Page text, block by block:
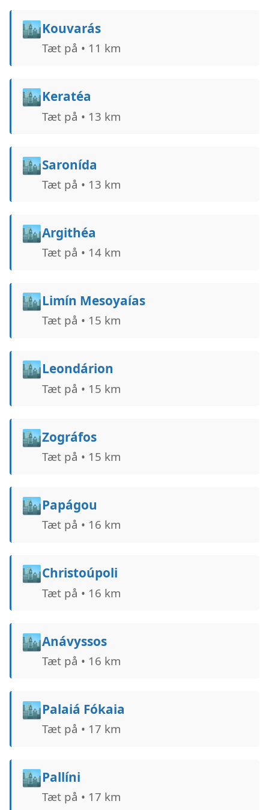
🏙️Kouvarás
Tæt på • 11 km
🏙️Keratéa
Tæt på • 13 km
🏙️Saronída
Tæt på • 13 km
🏙️Argithéa
Tæt på • 14 km
🏙️Limín Mesoyaías
Tæt på • 15 km
🏙️Leondárion
Tæt på • 15 km
🏙️Zográfos
Tæt på • 15 km
🏙️Papágou
Tæt på • 16 km
🏙️Christoúpoli
Tæt på • 16 km
🏙️Anávyssos
Tæt på • 16 km
🏙️Palaiá Fókaia
Tæt på • 17 km
🏙️Pallíni
Tæt på • 17 km